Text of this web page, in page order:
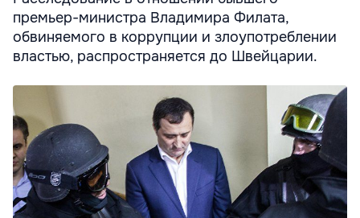
премьер-министра Владимира Филата,
обвиняемого в коррупции и злоупотреблении
властью, распространяется до Швейцарии.